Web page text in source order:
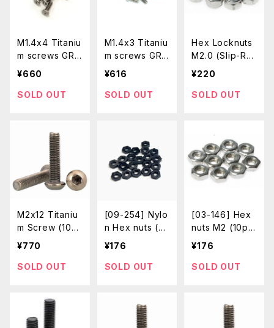
M1.4x4 Titaniu
m screws GR2
(10pcs / Cros
¥660
SOLD OUT
M1.4x3 Titaniu
m screws GR2
(10pcs / Cros
¥616
SOLD OUT
Hex Locknuts
M2.0 (Slip-Re
sistant / 10pc
¥220
SOLD OUT
M2x12 Titaniu
m Screw (10P
CS)
¥770
SOLD OUT
[09-254] Nylo
n Hex nuts (M
2 / Black / 20
¥176
SOLD OUT
[03-146] Hex
nuts M2 (10pc
s)
¥176
SOLD OUT